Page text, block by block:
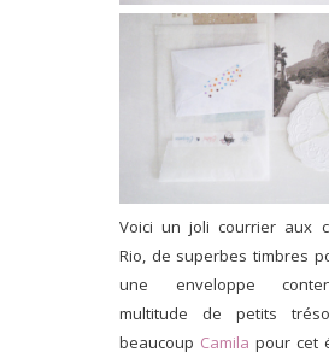
Voici un joli courrier aux
Rio, de superbes timbres
une enveloppe
multitude de petits
beaucoup Camila pour cet